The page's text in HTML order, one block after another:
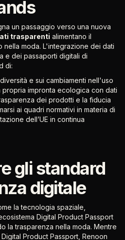
un passaggio verso una nuova
trasparenti alimentano il
moda. L'integrazione dei dati
e dei passaporti digitali di
di:
e sui cambiamenti nell'uso
impronta ecologica con dati
dei prodotti e la fiducia
ai quadri normativi in materia di
dell’UE in continua
gli standard
digitale
la tecnologia spaziale,
Digital Product Passport
la trasparenza nella moda. Mentre
Product Passport, Renoon